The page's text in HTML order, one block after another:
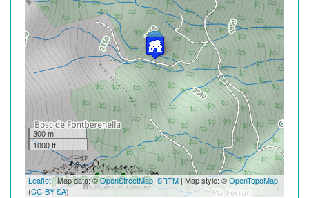
300 m
1000 ft
Leaflet| Map data: ©OpenStreetMap, SRTM | Map style: ©OpenTopoMap
(CC-BY-SA)